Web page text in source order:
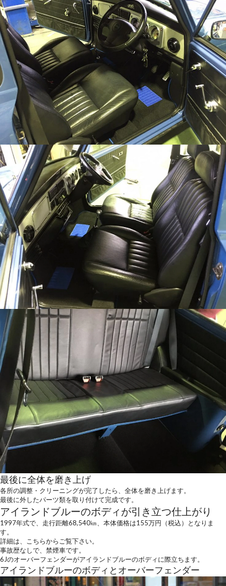
最後に全体を磨き上げ
各所の調整・クリーニングが完了したら、全体を磨き上げます。
最後に外したパーツ類を取り付けて完成です。
アイランドブルーのボディが引き立つ仕上がり
1997年式で、走行距離68,540㎞、本体価格は155万円（税込）となりま
す。
詳細は、
こちらからご覧下さい。
事故歴なしで、禁煙車です。
6Jのオーバーフェンダーがアイランドブルーのボディに際立ちます。
アイランドブルーのボディとオーバーフェンダー